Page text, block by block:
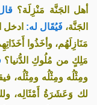
أهل الجَنَّة مَنْزِلَة؟
الجَنَّة، فَيُقَال له: ادخل
مَنَازِلَهُم، وأخَذُوا
مَلِكٍ من مُلُوكِ الدُّنيا؟
ومِثْلُه ومِثْلُه
لك وَعَشَرَةُ أَمْثَالِه،